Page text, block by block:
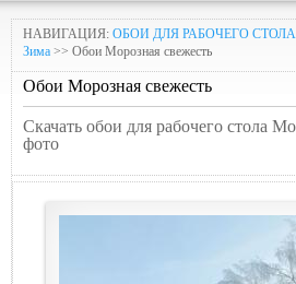
НАВИГАЦИЯ: ОБОИ ДЛЯ РАБОЧЕГО СТОЛА
Зима >> Обои Морозная свежесть
Обои Морозная свежесть
Скачать обои для рабочего стола
фото